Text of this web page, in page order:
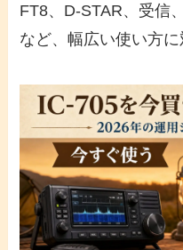
FT8、D-STAR、受信
など、幅広い使い方に